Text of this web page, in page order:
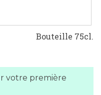
Bouteille 75cl.
votre première